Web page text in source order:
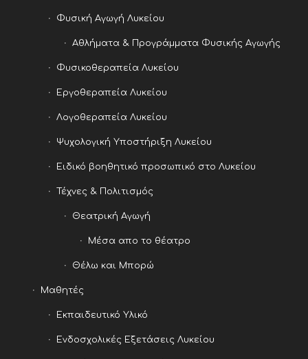
Φυσική Αγωγή Λυκείου
Αθλήματα & Προγράμματα Φυσικής Αγωγής
Φυσικοθεραπεία Λυκείου
Εργοθεραπεία Λυκείου
Λογοθεραπεία Λυκείου
Ψυχολογική Υποστήριξη Λυκείου
Ειδικό βοηθητικό προσωπικό στο Λυκείου
Τέχνες & Πολιτισμός
Θεατρική Αγωγή
Μέσα απο το θέατρο
Θέλω και Μπορώ
Μαθητές
Εκπαιδευτικό Υλικό
Ενδοσχολικές Εξετάσεις Λυκείου